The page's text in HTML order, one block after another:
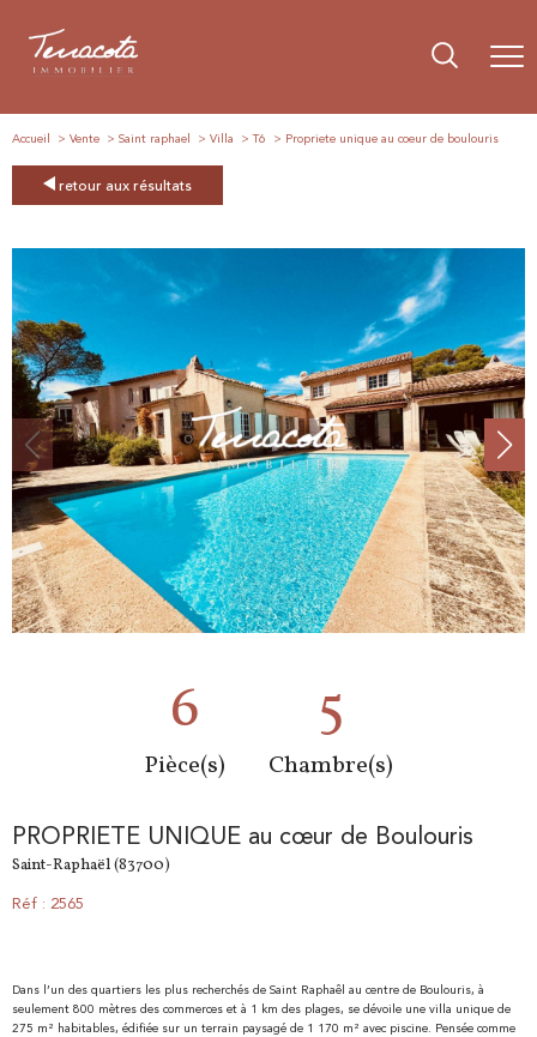
Accueil Vente Saint raphael Villa T6 Propriete unique au coeur de boulouris
retour aux résultats
6
Pièce(s)
5
Chambre(s)
PROPRIETE UNIQUE au cœur de Boulouris
Saint-Raphaël (83700)
Réf : 2565
Dans l’un des quartiers les plus recherchés de Saint Raphaêl au centre de Boulouris, à
seulement 800 mètres des commerces et à 1 km des plages, se dévoile une villa unique de
275 m² habitables, édifiée sur un terrain paysagé de 1 170 m² avec piscine. Pensée comme